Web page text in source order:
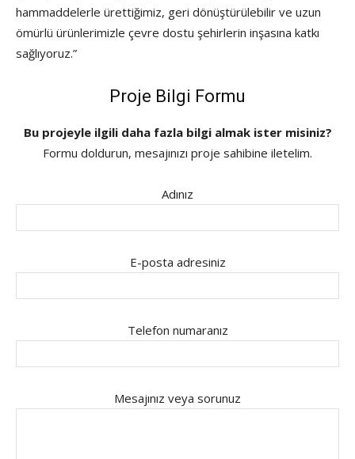
hammaddelerle ürettiğimiz, geri dönüştürülebilir ve uzun
ömürlü ürünlerimizle çevre dostu şehirlerin inşasına katkı
sağlıyoruz.”
Proje Bilgi Formu
Bu projeyle ilgili daha fazla bilgi almak ister misiniz?
Formu doldurun, mesajınızı proje sahibine iletelim.
Adınız
E-posta adresiniz
Telefon numaranız
Mesajınız veya sorunuz